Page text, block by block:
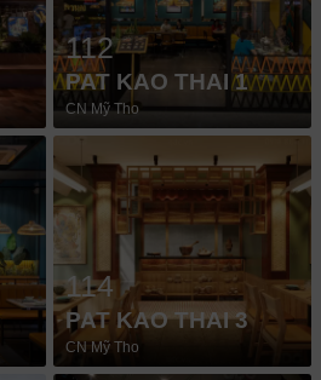
112
PAT KAO THAI 1
CN Mỹ Tho
114
PAT KAO THAI 3
CN Mỹ Tho